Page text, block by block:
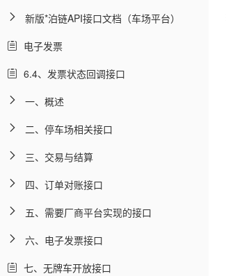
新版*泊链API接口文档（车场平台）
电子发票
6.4、发票状态回调接口
一、概述
二、停车场相关接口
三、交易与结算
四、订单对账接口
五、需要厂商平台实现的接口
六、电子发票接口
七、无牌车开放接口